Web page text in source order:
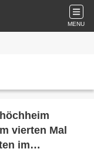
MENU
vierten Mal
im